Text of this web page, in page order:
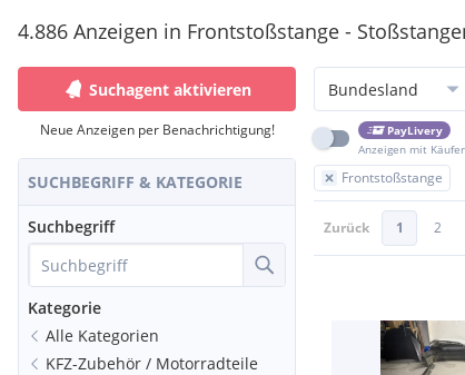
4.886 Anzeigen in Frontstoßstange -
Suchagent aktivieren
Neue Anzeigen per Benachrichtigung!
SUCHBEGRIFF & KATEGORIE
Suchbegriff
Kategorie
Alle Kategorien
KFZ-Zubehör / Motorradteile
Bundesland
PayLivery
Anzeigen mit
Frontstoßstange
Zurück 1 2